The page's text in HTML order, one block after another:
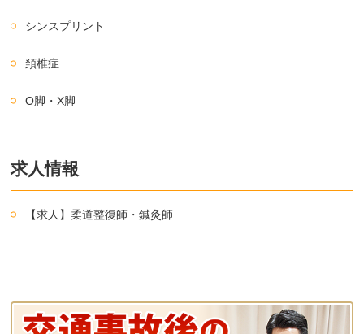
シンスプリント
頚椎症
O脚・X脚
求人情報
【求人】柔道整復師・鍼灸師